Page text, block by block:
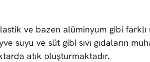
ve bazen alüminyum gibi
suyu ve süt gibi sıvı gıdaların
atık oluşturmaktadır.